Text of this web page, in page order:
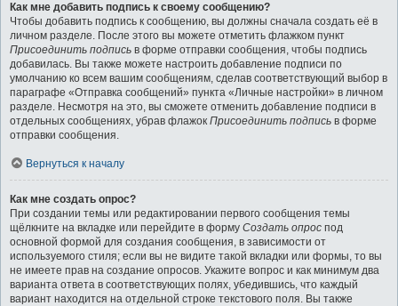
Как мне добавить подпись к своему сообщению?
Чтобы добавить подпись к сообщению, вы должны сначала создать её в
личном разделе. После этого вы можете отметить флажком пункт
Присоединить подпись в форме отправки сообщения, чтобы подпись
добавилась. Вы также можете настроить добавление подписи по
умолчанию ко всем вашим сообщениям, сделав соответствующий выбор в
параграфе «Отправка сообщений» пункта «Личные настройки» в личном
разделе. Несмотря на это, вы сможете отменить добавление подписи в
отдельных сообщениях, убрав флажок Присоединить подпись в форме
отправки сообщения.
Вернуться к началу
Как мне создать опрос?
При создании темы или редактировании первого сообщения темы
щёлкните на вкладке или перейдите в форму Создать опрос под
основной формой для создания сообщения, в зависимости от
используемого стиля; если вы не видите такой вкладки или формы, то вы
не имеете прав на создание опросов. Укажите вопрос и как минимум два
варианта ответа в соответствующих полях, убедившись, что каждый
вариант находится на отдельной строке текстового поля. Вы также